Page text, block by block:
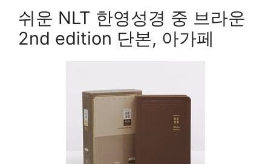
쉬운 NLT 한영성경 중 브라운
2nd edition 단본, 아가페